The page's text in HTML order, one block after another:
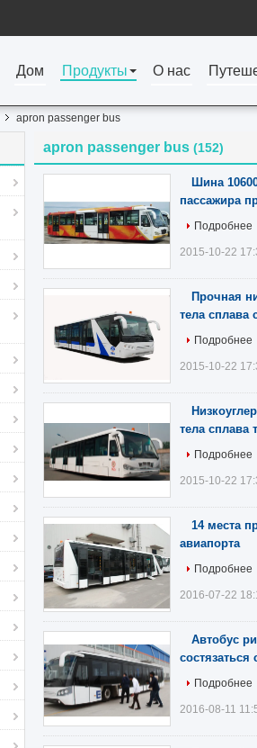
Дом Продукты О нас
apron passenger bus
apron passenger bus (152)
Шина
пассажира
Подробнее
2015-10-22
Прочная
тела сплава
Подробнее
2015-10-22
тела сплава
Подробнее
2015-10-22
14 места
авиапорта
Подробнее
2016-07-22
Автобус
Подробнее
2016-08-11